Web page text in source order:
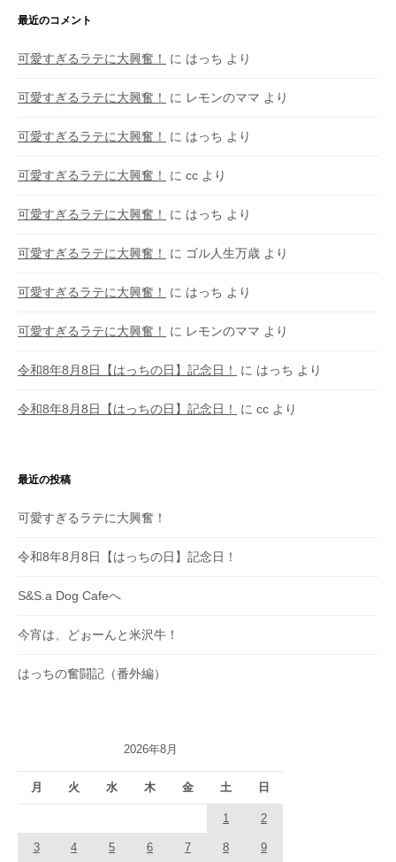
最近のコメント
可愛すぎるラテに大興奮！ に はっち より
可愛すぎるラテに大興奮！ に レモンのママ より
可愛すぎるラテに大興奮！ に はっち より
可愛すぎるラテに大興奮！ に cc より
可愛すぎるラテに大興奮！ に はっち より
可愛すぎるラテに大興奮！ に ゴル人生万歳 より
可愛すぎるラテに大興奮！ に はっち より
可愛すぎるラテに大興奮！ に レモンのママ より
令和8年8月8日【はっちの日】記念日！ に はっち より
令和8年8月8日【はっちの日】記念日！ に cc より
最近の投稿
可愛すぎるラテに大興奮！
令和8年8月8日【はっちの日】記念日！
S&S.a Dog Cafeへ
今宵は、どぉーんと米沢牛！
はっちの奮闘記（番外編）
2026年8月
月 火 水 木 金 土 日
1 2
3 4 5 6 7 8 9